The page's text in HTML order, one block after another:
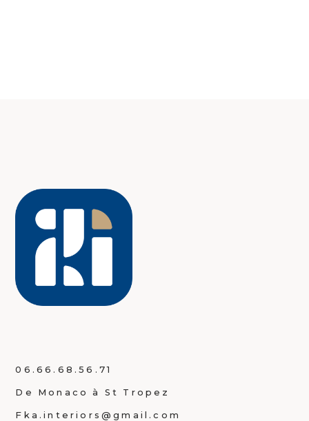
06.66.68.56.71
De Monaco à St Tropez
Fka.interiors@gmail.com